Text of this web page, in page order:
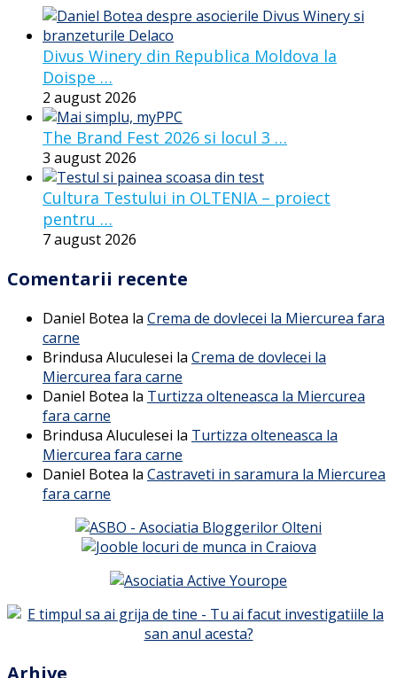
Divus Winery din Republica Moldova la
Doispe …
2 august 2026
The Brand Fest 2026 si locul 3 …
3 august 2026
Cultura Testului in OLTENIA – proiect
pentru …
7 august 2026
Comentarii recente
Daniel Botea la Crema de dovlecei la Miercurea fara
carne
Brindusa Aluculesei la Crema de dovlecei la
Miercurea fara carne
Daniel Botea la Turtizza olteneasca la Miercurea
fara carne
Brindusa Aluculesei la Turtizza olteneasca la
Miercurea fara carne
Daniel Botea la Castraveti in saramura la Miercurea
fara carne
Arhive